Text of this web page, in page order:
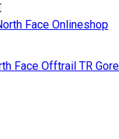
Face Onlineshop